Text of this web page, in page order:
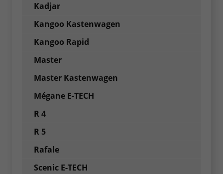
Kadjar
Kangoo Kastenwagen
Kangoo Rapid
Master
Master Kastenwagen
Mégane E-TECH
R 4
R 5
Rafale
Scenic E-TECH